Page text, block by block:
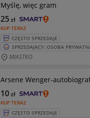
Myślę, więc gram
KUP TERAZ
25zł
CZĘSTO SPRZEDAJE
SPRZEDAJĄCY: OSOBA
MIASTKO
Arsene Wenger-
KUP TERAZ
10zł
CZĘSTO SPRZEDAJE